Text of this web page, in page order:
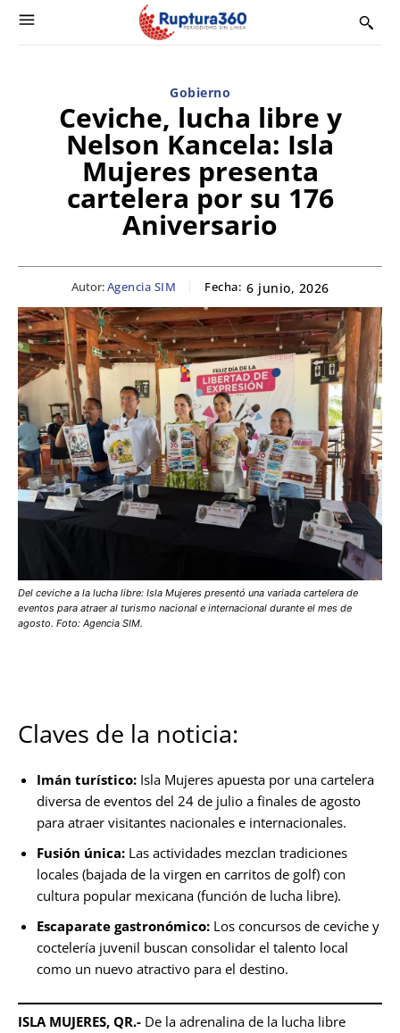
Gobierno
Ceviche, lucha libre y
Nelson Kancela: Isla
Mujeres presenta
cartelera por su 176
Aniversario
Autor:Agencia SIM Fecha: 6 junio, 2026
Del ceviche a la lucha libre: Isla Mujeres presentó una variada cartelera de
eventos para atraer al turismo nacional e internacional durante el mes de
agosto. Foto: Agencia SIM.
Claves de la noticia:
Imán turístico: Isla Mujeres apuesta por una cartelera
diversa de eventos del 24 de julio a finales de agosto
para atraer visitantes nacionales e internacionales.
Fusión única: Las actividades mezclan tradiciones
locales (bajada de la virgen en carritos de golf) con
cultura popular mexicana (función de lucha libre).
Escaparate gastronómico: Los concursos de ceviche y
coctelería juvenil buscan consolidar el talento local
como un nuevo atractivo para el destino.
ISLA MUJERES, QR.- De la adrenalina de la lucha libre